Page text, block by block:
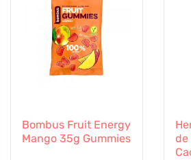
Bombus Fruit Energy
Mango 35g Gummies
de